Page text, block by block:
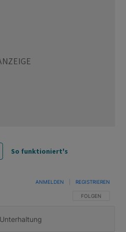
So funktioniert's
FOLGE DIESER
FOLGEN
ANMELDEN REGISTRIEREN